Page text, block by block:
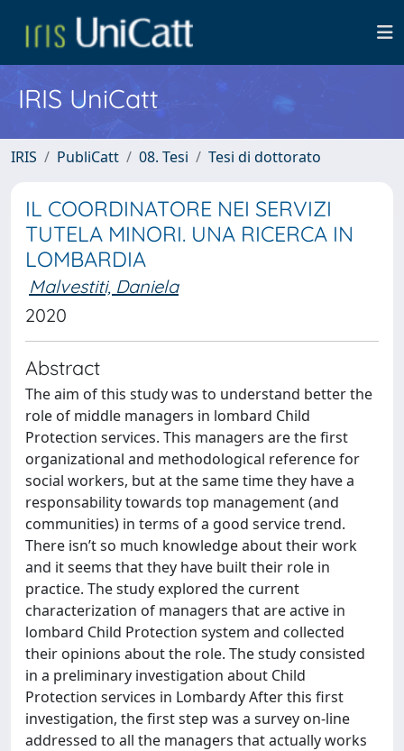
IRIS UniCatt
IRIS PubliCatt 08. Tesi Tesi di dottorato
IL COORDINATORE NEI SERVIZI
TUTELA MINORI. UNA RICERCA IN
LOMBARDIA
Malvestiti, Daniela
2020
Abstract
The aim of this study was to understand better the
role of middle managers in lombard Child
Protection services. This managers are the first
organizational and methodological reference for
social workers, but at the same time they have a
responsability towards top management (and
communities) in terms of a good service trend.
There isn’t so much knowledge about their work
and it seems that they have built their role in
practice. The study explored the current
characterization of managers that are active in
lombard Child Protection system and collected
their opinions about the role. The study consisted
in a preliminary investigation about Child
Protection services in Lombardy After this first
investigation, the first step was a survey on-line
addressed to all the managers that actually works